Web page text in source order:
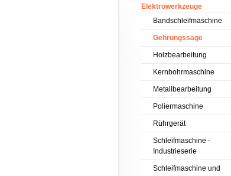
Elektrowerkzeuge
Bandschleifmaschine
Gehrungssäge
Holzbearbeitung
Kernbohrmaschine
Metallbearbeitung
Poliermaschine
Rührgerät
Schleifmaschine -
Industrieserie
Schleifmaschine und